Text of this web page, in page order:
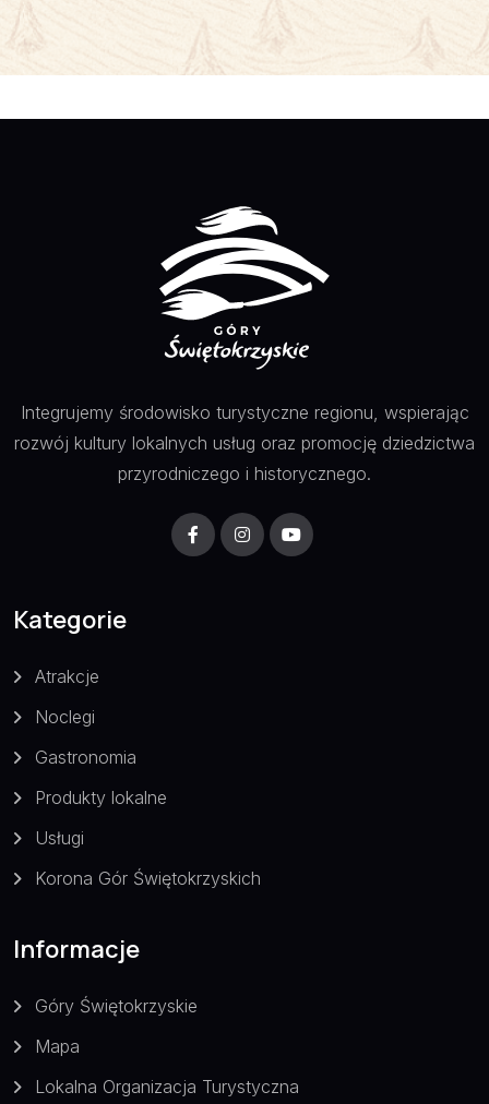
Integrujemy środowisko turystyczne regionu, wspierając
rozwój kultury lokalnych usług oraz promocję dziedzictwa
przyrodniczego i historycznego.
Kategorie
Atrakcje
Noclegi
Gastronomia
Produkty lokalne
Usługi
Korona Gór Świętokrzyskich
Informacje
Góry Świętokrzyskie
Mapa
Lokalna Organizacja Turystyczna